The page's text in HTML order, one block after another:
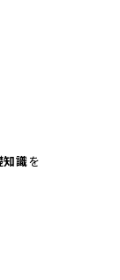
知識を